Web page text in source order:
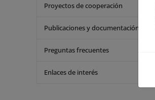
Proyectos de cooperación
Publicaciones y documentación
Preguntas frecuentes
Enlaces de interés